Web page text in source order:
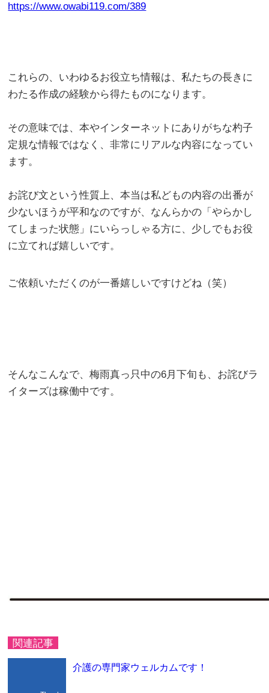
https://www.owabi119.com/389
これらの、いわゆるお役立ち情報は、私たちの長きに
わたる作成の経験から得たものになります。
その意味では、本やインターネットにありがちな杓子
定規な情報ではなく、非常にリアルな内容になってい
ます。
お詫び文という性質上、本当は私どもの内容の出番が
少ないほうが平和なのですが、なんらかの「やらかし
てしまった状態」にいらっしゃる方に、少しでもお役
に立てれば嬉しいです。
ご依頼いただくのが一番嬉しいですけどね（笑）
そんなこんなで、梅雨真っ只中の6月下旬も、お詫びラ
イターズは稼働中です。
関連記事
介護の専門家ウェルカムです！